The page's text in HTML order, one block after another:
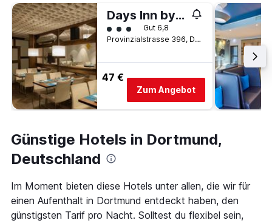
Days Inn by Wyndham Dortmund West
Bewertungskategorie 3
Gut 6,8
Provinzialstrasse 396, Dortmund, Nordrhein-Westfalen, Deutschland
47 €
Zum Angebot
Günstige Hotels in Dortmund,
Deutschland
Im Moment bieten diese Hotels unter allen, die wir für
einen Aufenthalt in Dortmund entdeckt haben, den
günstigsten Tarif pro Nacht. Solltest du flexibel sein,